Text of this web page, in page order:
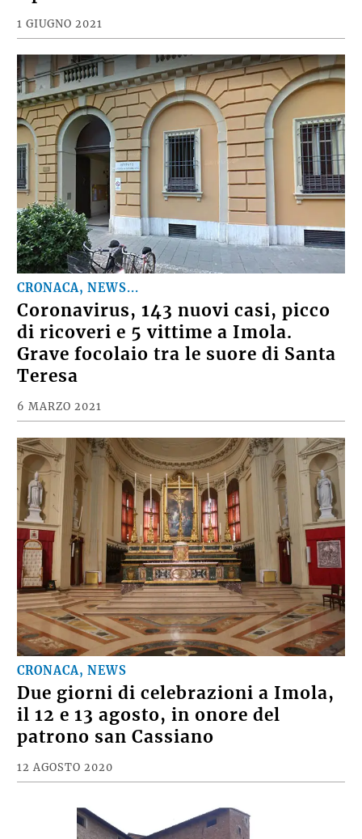
1 GIUGNO 2021
CRONACA, NEWS...
Coronavirus, 143 nuovi casi, picco
di ricoveri e 5 vittime a Imola.
Grave focolaio tra le suore di Santa
Teresa
6 MARZO 2021
CRONACA, NEWS
Due giorni di celebrazioni a Imola,
il 12 e 13 agosto, in onore del
patrono san Cassiano
12 AGOSTO 2020